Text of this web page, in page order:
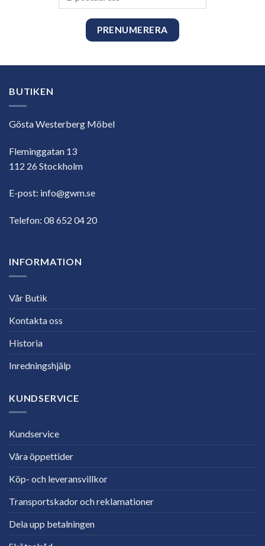
BUTIKEN
Gösta Westerberg Möbel
Fleminggatan 13
112 26 Stockholm
E-post: info@gwm.se
Telefon: 08 652 04 20
INFORMATION
Vår Butik
Kontakta oss
Historia
Inredningshjälp
KUNDSERVICE
Kundservice
Våra öppettider
Köp- och leveransvillkor
Transportskador och reklamationer
Dela upp betalningen